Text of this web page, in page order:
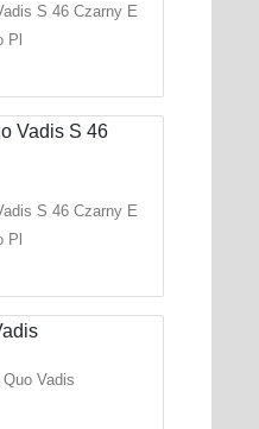
S 46 Czarny E
Pl
S 46 Czarny E
Pl
Vadis